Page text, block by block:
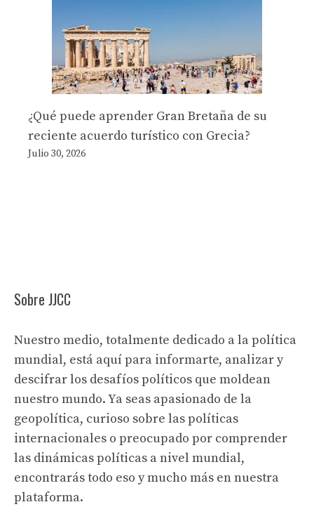
¿Qué puede aprender Gran Bretaña de su
reciente acuerdo turístico con Grecia?
Julio 30, 2026
Sobre JJCC
Nuestro medio, totalmente dedicado a la política
mundial, está aquí para informarte, analizar y
descifrar los desafíos políticos que moldean
nuestro mundo. Ya seas apasionado de la
geopolítica, curioso sobre las políticas
internacionales o preocupado por comprender
las dinámicas políticas a nivel mundial,
encontrarás todo eso y mucho más en nuestra
plataforma.